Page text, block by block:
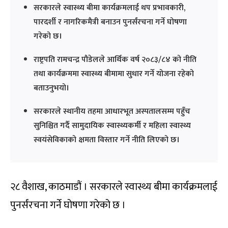
सरकारले स्वास्थ्य बीमा कार्यक्रमलाई थप प्रभावकारी,
पारदर्शी र नागरिकमैत्री बनाउन पुनर्संरचना गर्ने घोषणा
गरेको छ।
राष्ट्रपति रामचन्द्र पौडेलले आर्थिक वर्ष २०८३/८४ को नीति
तथा कार्यक्रममा स्वास्थ्य बीमामा सुधार गर्ने योजना रहेको
बताउनुभयो।
सरकारले स्थानीय तहमा आधारभूत अस्पतालसम्म पहुँच
सुनिश्चित गर्दै सामुदायिक स्वास्थ्यकर्मी र महिला स्वास्थ्य
स्वयंसेविकाको क्षमता विस्तार गर्ने नीति लिएको छ।
२८ वैशाख, काठमाडौं । सरकारले स्वास्थ्य बीमा कार्यक्रमलाई
पुनर्संरचना गर्ने घोषणा गरेको छ ।